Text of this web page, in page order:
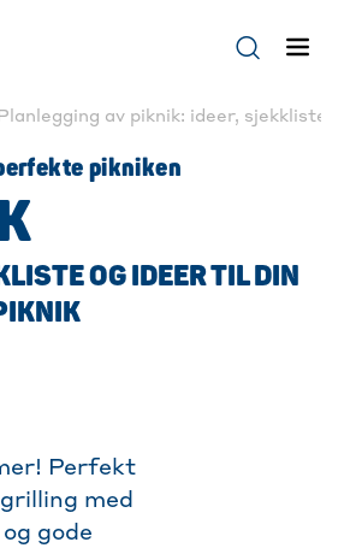
Planlegging av piknik: ideer, sjekkliste
pikniken
OG IDEER TIL DIN
Perfekt
med
gode